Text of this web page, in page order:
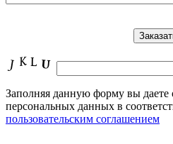
Заполняя данную форму вы даете
персональных данных в
пользовательским соглашением